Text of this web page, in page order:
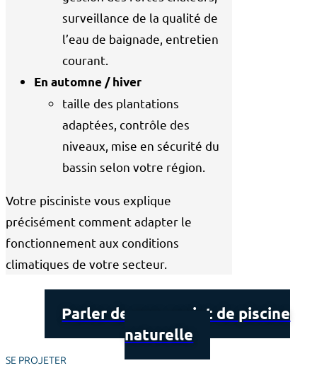
surveillance de la qualité de
l’eau de baignade, entretien
courant.
En automne / hiver
taille des plantations
adaptées, contrôle des
niveaux, mise en sécurité du
bassin selon votre région.
Votre pisciniste vous explique
précisément comment adapter le
fonctionnement aux conditions
climatiques de votre secteur.
Parler de mon projet de piscine
naturelle
SE PROJETER